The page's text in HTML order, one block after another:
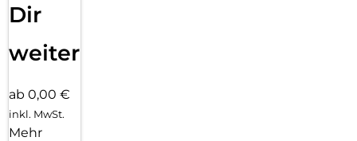
Dir
weiter
ab 0,00 €
inkl. MwSt.
Mehr